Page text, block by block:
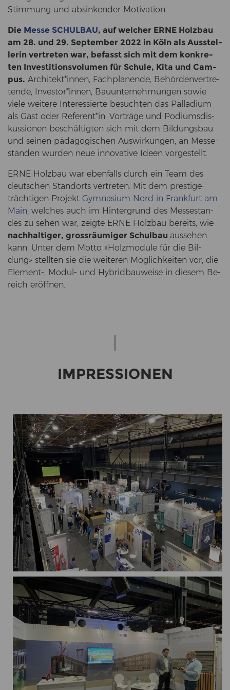
Stim­mung und ab­sin­ken­der Mo­ti­va­ti­on.
Die Messe SCHUL­BAU, auf wel­cher ERNE Holz­bau
am 28. und 29. Sep­tem­ber 2022 in Köln als Aus­stel­
le­rin ver­tre­ten war, be­fasst sich mit dem kon­kre­
ten In­ves­ti­ti­ons­vo­lu­men für Schu­le, Kita und Cam­
pus. Ar­chi­tekt*innen, Fach­pla­nen­de, Be­hör­den­ver­tre­
ten­de, In­ves­tor*innen, Bau­un­ter­neh­mun­gen sowie
viele wei­te­re In­ter­es­sier­te be­such­ten das Pal­la­di­um
als Gast oder Re­fe­rent*in. Vor­trä­ge und Po­di­ums­dis­
kus­sio­nen be­schäf­tig­ten sich mit dem Bil­dungs­bau
und sei­nen päd­ago­gi­schen Aus­wir­kun­gen, an Mes­se­
stän­den wur­den neue in­no­va­ti­ve Ideen vor­ge­stellt.
ERNE Holz­bau war eben­falls durch ein Team des
deut­schen Stand­orts ver­tre­ten. Mit dem pres­ti­ge­
träch­ti­gen Pro­jekt Gym­na­si­um Nord in Frank­furt am
Main, wel­ches auch im Hin­ter­grund des Mes­se­stan­
des zu sehen war, zeig­te ERNE Holz­bau be­reits, wie
nach­hal­ti­ger, gross­räu­mi­ger Schul­bau aus­se­hen
kann. Unter dem Motto «Holz­mo­du­le für die Bil­
dung» stell­ten sie die wei­te­ren Mög­lich­kei­ten vor, die
Element-​, Modul-​ und Hy­brid­bau­wei­se in die­sem Be­
reich er­öff­nen.
IM­PRES­SIO­NEN